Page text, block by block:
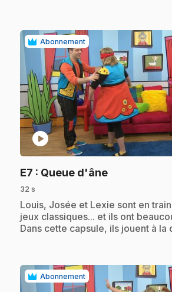
Abonnement
play_circle
E7 : Queue d'âne.
32 s
.Louis, Josée et Lexie sont en
jeux classiques... et ils ont
Dans cette capsule, ils jouent à la
Abonnement